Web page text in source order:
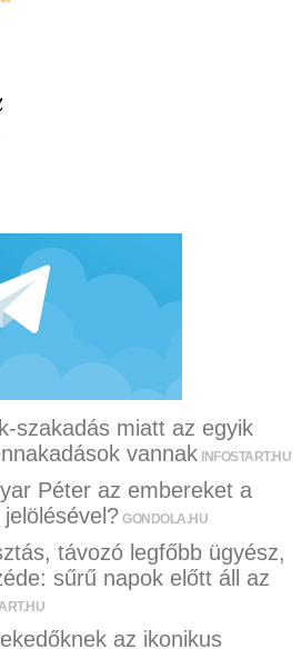
szakadás miatt az egyik
vannak INFOSTART.HU
Péter az embereket a
GONDOLA.HU
távozó legfőbb ügyész,
sűrű napok előtt áll az
az ikonikus